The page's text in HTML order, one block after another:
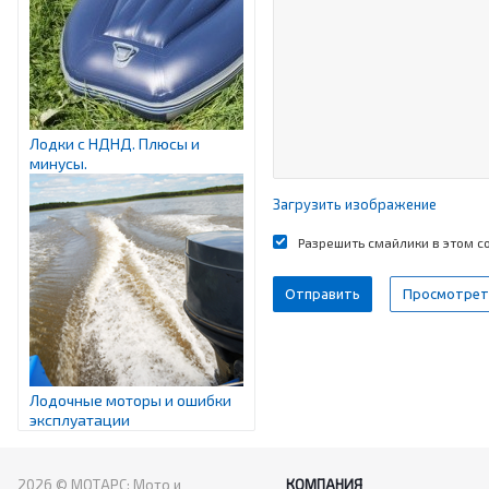
Лодки с НДНД. Плюсы и
минусы.
Лодочные моторы и ошибки
эксплуатации
Загрузить изображение
Разрешить смайлики в этом
2026 © МОТАРС: Мото и КОМПАНИЯ